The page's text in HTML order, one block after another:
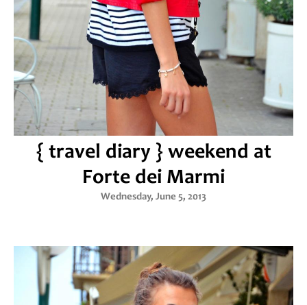
{ travel diary } weekend at
Forte dei Marmi
Wednesday, June 5, 2013